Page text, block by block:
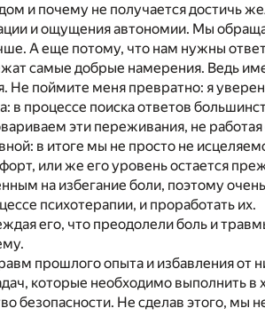
и почему не получается достичь
и ощущения автономии. Мы
А еще потому, что нам нужны
самые добрые намерения. Ведь
Не поймите меня превратно: я
в процессе поиска ответов
эти переживания, не
в итоге мы не просто не
или же его уровень остается
на избегание боли, поэтому
психотерапии, и проработать их.
его, что преодолели боль и
прошлого опыта и избавления от
которые необходимо выполнить в
безопасности. Не сделав этого, мы